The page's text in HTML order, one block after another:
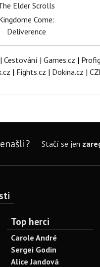
Elder Scrolls
Come:
Deliverence
Cestování | Games.cz |
| Fights.cz | Dokina.cz |
Stačí se jen
Top herci
Carole André
Sergei Godin
Alice Jandová